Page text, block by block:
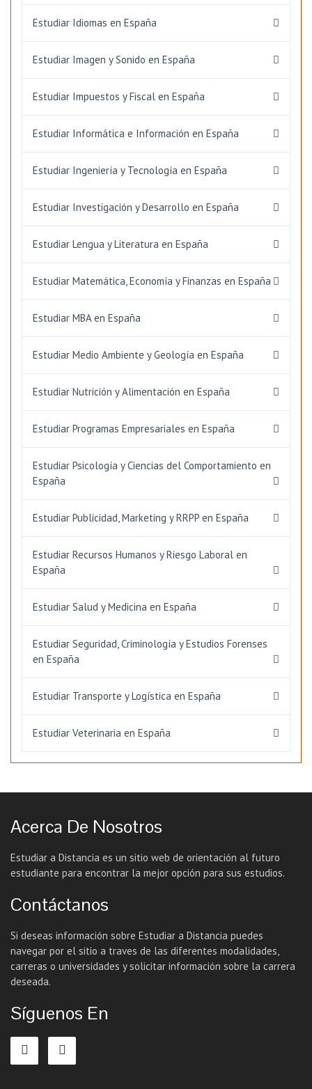
Estudiar Idiomas en España
Estudiar Imagen y Sonido en España
Estudiar Impuestos y Fiscal en España
Estudiar Informática e Información en España
Estudiar Ingeniería y Tecnología en España
Estudiar Investigación y Desarrollo en España
Estudiar Lengua y Literatura en España
Estudiar Matemática, Economía y Finanzas en España
Estudiar MBA en España
Estudiar Medio Ambiente y Geología en España
Estudiar Nutrición y Alimentación en España
Estudiar Programas Empresariales en España
Estudiar Psicología y Ciencias del Comportamiento en
España
Estudiar Publicidad, Marketing y RRPP en España
Estudiar Recursos Humanos y Riesgo Laboral en
España
Estudiar Salud y Medicina en España
Estudiar Seguridad, Criminología y Estudios Forenses
en España
Estudiar Transporte y Logística en España
Estudiar Veterinaria en España
Acerca De Nosotros
Estudiar a Distancia es un sitio web de orientación al futuro
estudiante para encontrar la mejor opción para sus estudios.
Contáctanos
Si deseas información sobre Estudiar a Distancia puedes
navegar por el sitio a traves de las diferentes modalidades,
carreras o universidades y solicitar información sobre la carrera
deseada.
Síguenos En